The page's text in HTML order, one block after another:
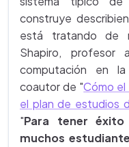
construye
está tratando de
Shapiro, profesor
computación en
coautor de "Cómo el
el plan de estudios
"Para tener éxito
muchos